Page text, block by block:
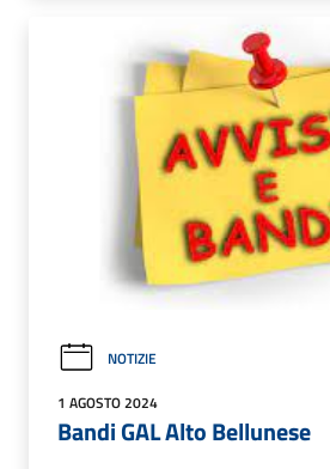
NOTIZIE
1 AGOSTO 2024
Bandi GAL Alto Bellunese